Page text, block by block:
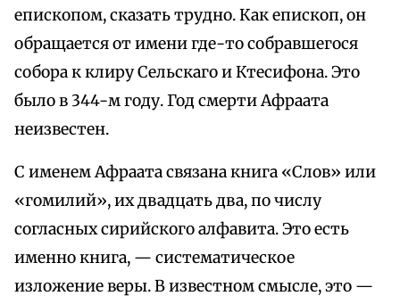
епископом, сказать трудно. Как епископ, он
обращается от имени где-то собравшегося
собора к клиру Сельскаго и Ктесифона. Это
было в 344-м году. Год смерти Афраата
неизвестен.
С именем Афраата связана книга «Слов» или
«гомилий», их двадцать два, по числу
согласных сирийского алфавита. Это есть
именно книга, — систематическое
изложение веры. В известном смысле, это —